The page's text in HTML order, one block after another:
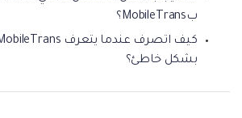
بMobileTrans؟
بشكل خاطئ؟